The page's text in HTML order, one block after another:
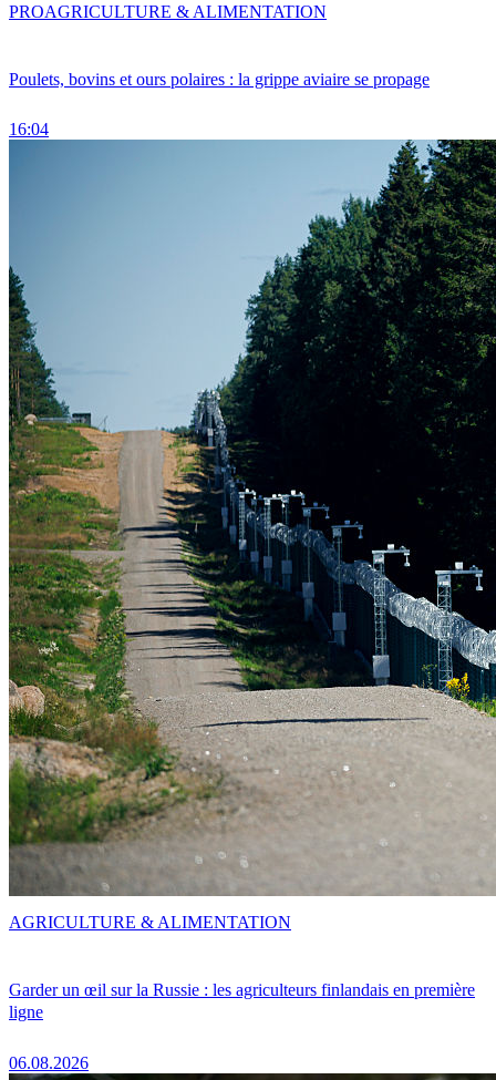
Poulets, bovins et ours polaires : la grippe aviaire se propage
16:04
PROAGRICULTURE & ALIMENTATION
Garder un œil sur la Russie : les agriculteurs finlandais en première
ligne
06.08.2026
AGRICULTURE & ALIMENTATION